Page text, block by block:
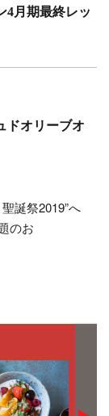
4月期最終レッ
ドオリーブオ
誕祭2019”へ
のお